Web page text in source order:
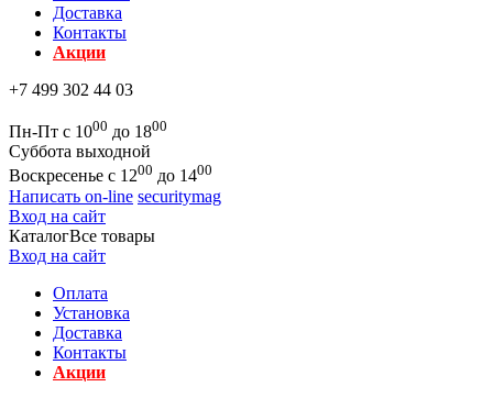
Доставка
Контакты
Акции
+7 499 302 44 03
Пн-Пт с 1000 до 1800
Суббота выходной
Воскресенье с 1200 до 1400
Написать on-line securitymag
Вход на сайт
КаталогВсе товары
Вход на сайт
Оплата
Установка
Доставка
Контакты
Акции